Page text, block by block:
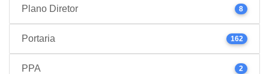
Plano Diretor 8
Portaria 162
PPA 2